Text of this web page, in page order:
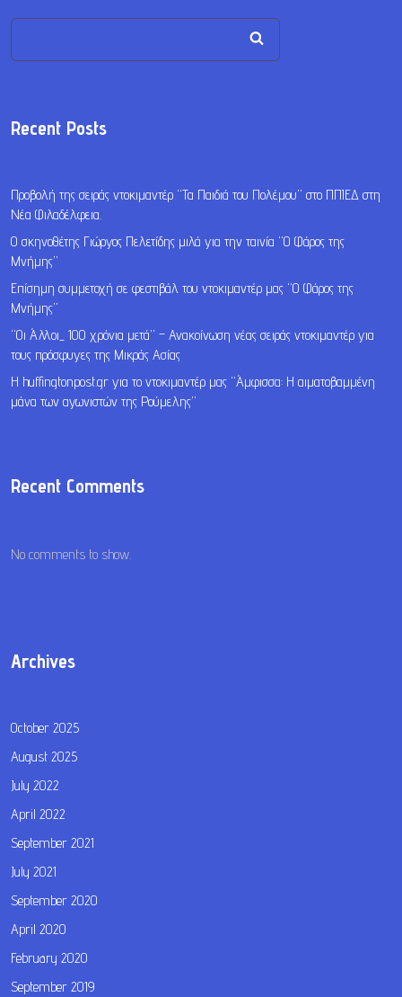
Recent Posts
Προβολή της σειράς ντοκιμαντέρ “Τα Παιδιά του Πολέμου” στο ΠΠΙΕΔ στη
Νέα Φιλαδέλφεια.
Ο σκηνοθέτης Γιώργος Πελετίδης μιλά για την ταινία “Ο Φάρος της
Μνήμης”
Επίσημη συμμετοχή σε φεστιβάλ του ντοκιμαντέρ μας “Ο Φάρος της
Μνήμης”
“Οι Άλλοι_ 100 χρόνια μετά” – Ανακοίνωση νέας σειράς ντοκιμαντέρ για
τους πρόσφυγες της Μικράς Ασίας
Η huffingtonpost.gr για το ντοκιμαντέρ μας “Άμφισσα: Η αιματοβαμμένη
μάνα των αγωνιστών της Ρούμελης”
Recent Comments
No comments to show.
Archives
October 2025
August 2025
July 2022
April 2022
September 2021
July 2021
September 2020
April 2020
February 2020
September 2019